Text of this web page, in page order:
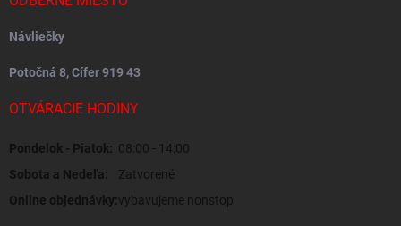
Návliečky
Potočná 8, Cífer 919 43
OTVÁRACIE HODINY
Pondelok - Piatok: 08:00 - 14:00
Sobota a Nedeľa:
Zatvorené
Online objednávky:vybavujeme nonstop